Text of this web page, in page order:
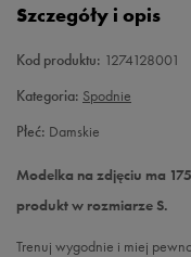
Szczegóły i opis
Kod produktu: 1274128001
Kategoria: Spodnie
Płeć: Damskie
Modelka na zdjęciu ma
produkt w rozmiarze S.
Trenuj wygodnie i miej